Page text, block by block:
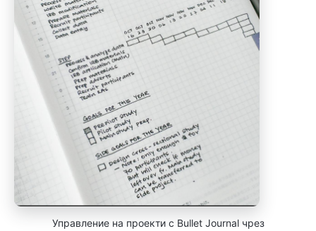
Управление на проекти с Bullet Journal чрез